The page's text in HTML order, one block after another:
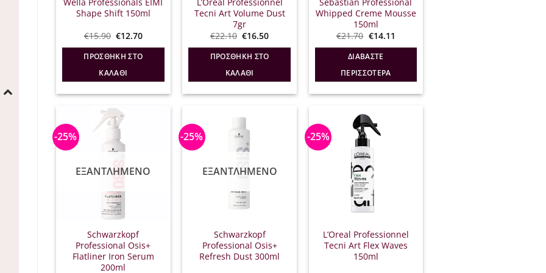
Shape Shift 150ml
€15.90 Original
was:
€15.90.
€12.70Η
τιμή
είναι:
ΠΡΟΣΘΉΚΗ ΣΤΟ
ΚΑΛΆΘΙ
Tecni Art Volume Dust
7gr
€22.10 Original
was:
€22.10.
€16.50Η
τιμή
είναι:
ΠΡΟΣΘΉΚΗ ΣΤΟ
ΚΑΛΆΘΙ
Whipped Creme Mousse
150ml
€21.70 Original
was:
€21.70.
€14.11
ΔΙΑΒΆΣΤΕ
ΠΕΡΙΣΣΌΤΕΡΑ
-25%
ΕΞΑΝΤΛΗΜΈΝΟ
Schwarzkopf
Professional Osis+
Flatliner Iron Serum
200ml
-25%
ΕΞΑΝΤΛΗΜΈΝΟ
Schwarzkopf
Professional Osis+
Refresh Dust 300ml
-25%
L’Oreal Professionnel
Tecni Art Flex Waves
150ml